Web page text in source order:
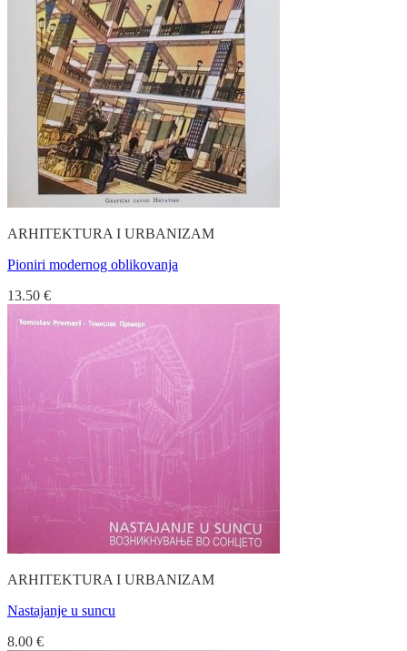
ARHITEKTURA I URBANIZAM
Pioniri modernog oblikovanja
13.50 €
ARHITEKTURA I URBANIZAM
Nastajanje u suncu
8.00 €